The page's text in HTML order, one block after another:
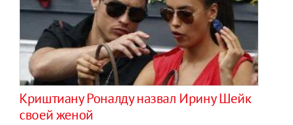
Криштиану Роналду назвал Ирину Шейк
своей женой